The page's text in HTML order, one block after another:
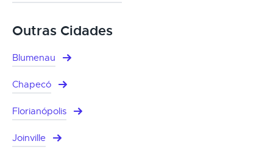
Outras Cidades
Blumenau
Chapecó
Florianópolis
Joinville